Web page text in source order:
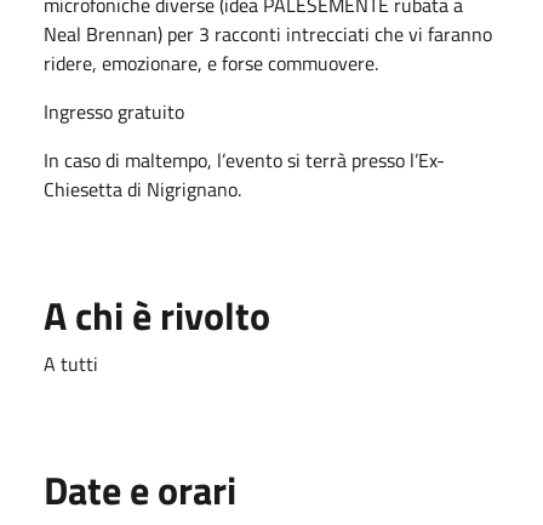
Neal Brennan) per 3 racconti intrecciati che vi faranno
ridere, emozionare, e forse commuovere.
Ingresso gratuito
In caso di maltempo, l’evento si terrà presso l’Ex-
Chiesetta di Nigrignano.
A chi è rivolto
A tutti
Date e orari